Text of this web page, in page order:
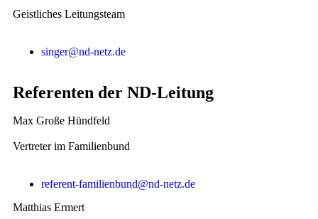
Geistliches Leitungsteam
singer@nd-netz.de
Referenten der ND-Leitung
Max Große Hündfeld
Vertreter im Familienbund
referent-familienbund@nd-netz.de
Matthias Ermert